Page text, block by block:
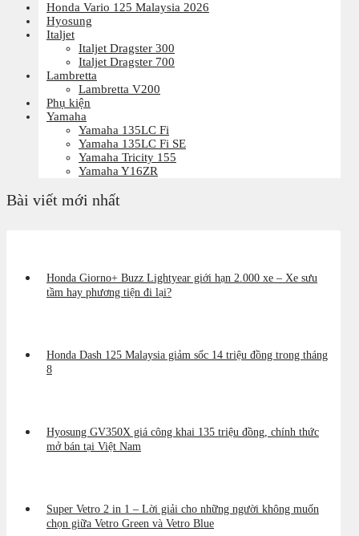
Honda Vario 125 Malaysia 2026
Hyosung
Italjet
Italjet Dragster 300
Italjet Dragster 700
Lambretta
Lambretta V200
Phụ kiện
Yamaha
Yamaha 135LC Fi
Yamaha 135LC Fi SE
Yamaha Tricity 155
Yamaha Y16ZR
Bài viết mới nhất
Honda Giorno+ Buzz Lightyear giới hạn 2.000 xe – Xe sưu
tầm hay phương tiện đi lại?
Honda Dash 125 Malaysia giảm sốc 14 triệu đồng trong tháng
8
Hyosung GV350X giá công khai 135 triệu đồng, chính thức
mở bán tại Việt Nam
Super Vetro 2 in 1 – Lời giải cho những người không muốn
chọn giữa Vetro Green và Vetro Blue